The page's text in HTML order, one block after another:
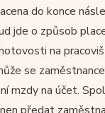
do konce
jde o způsob
na
se
mzdy na účet.
předat